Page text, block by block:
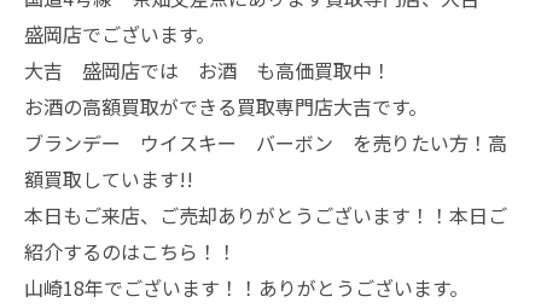
盛岡店でございます。
大吉 盛岡店では お酒 も高価買取中！
お酒の高額買取ができる買取専門店大吉です。
ブランデー ウイスキー バーボン を売りたい方！高
額買取しています!!
本日もご来店、ご売却ありがとうございます！！本日ご
紹介するのはこちら！！
山崎18年でございます！！ありがとうございます。